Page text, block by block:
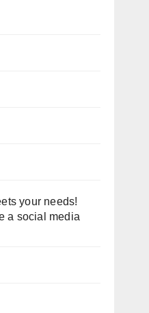
your needs!
a social media